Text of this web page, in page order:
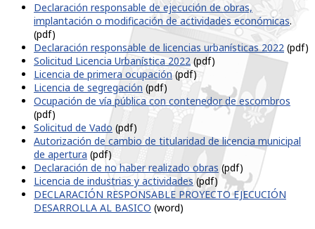
Declaración responsable de ejecución de obras,
implantación o modificación de actividades económicas.
(pdf)
Declaración responsable de licencias urbanísticas 2022 (pdf)
Solicitud Licencia Urbanística 2022 (pdf)
Licencia de primera ocupación (pdf)
Licencia de segregación (pdf)
Ocupación de vía pública con contenedor de escombros
(pdf)
Solicitud de Vado (pdf)
Autorización de cambio de titularidad de licencia municipal
de apertura (pdf)
Declaración de no haber realizado obras (pdf)
Licencia de industrias y actividades (pdf)
DECLARACIÓN RESPONSABLE PROYECTO EJECUCIÓN
DESARROLLA AL BASICO (word)